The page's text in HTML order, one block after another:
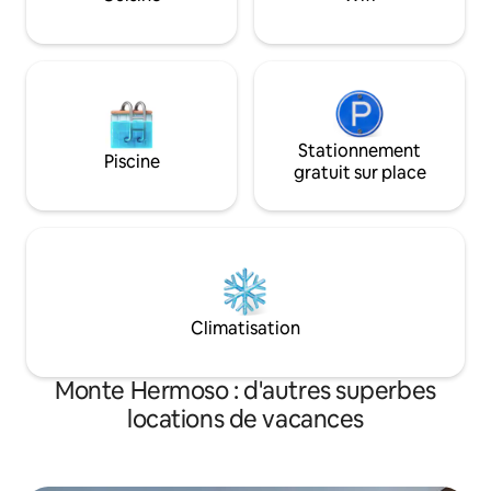
Piscine
Stationnement
gratuit sur place
Climatisation
Monte Hermoso : d'autres superbes
locations de vacances